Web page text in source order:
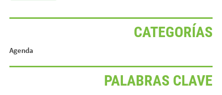
CATEGORÍAS
Agenda
PALABRAS CLAVE